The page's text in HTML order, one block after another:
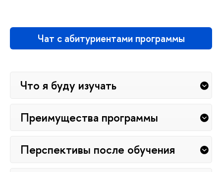
Чат с абитуриентами программы
Что я буду изучать
Преимущества программы
Перспективы после обучения